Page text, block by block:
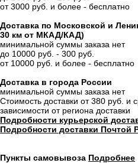
от 3000 руб. и более - бесплатно
Доставка по Московской и
30 км от МКАД/КАД)
минимальной суммы заказа нет
до 10000 руб. - 300 руб.
от 10000 руб. и более - бесплатно
Доставка в города России
минимальной суммы заказа нет
Стоимость доставки от 380 руб. и
зависимости от региона доставки
Подробности курьерской
Подробности доставки Почтой
Пункты самовывоза Подробнее